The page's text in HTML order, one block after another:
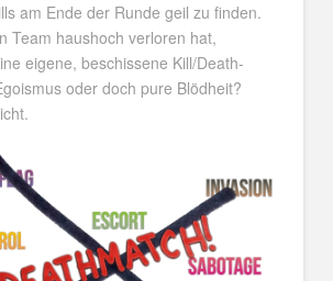
am Ende der Runde geil zu finden.
Team haushoch verloren hat,
eigene, beschissene Kill/Death-
oder doch pure Blödheit?